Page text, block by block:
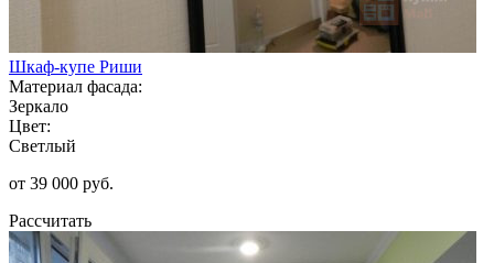
Шкаф-купе Риши
Материал фасада:
Зеркало
Цвет:
Светлый
от 39 000 руб.
Рассчитать